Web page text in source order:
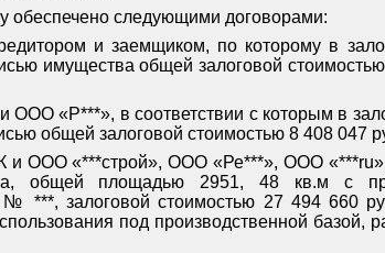
обеспечено следующими договорами:
и заемщиком, по которому в
имущества общей залоговой
и ООО «Р***», в соответствии с которым в
общей залоговой стоимостью 8 408 047
и ООО «***строй», ООО «Ре***», ООО «***ru
общей площадью 2951, 48 кв.м с
***, залоговой стоимостью 27 494 660
под производственной базой,